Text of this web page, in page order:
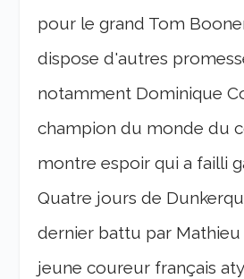
pour le grand Tom
dispose d'autres
notamment Dominique
champion du monde du
montre espoir qui a failli
Quatre jours de
dernier battu par Mathieu
jeune coureur français